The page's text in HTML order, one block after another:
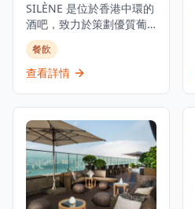
和精緻飲酒的理想場所，
適合情侶約會或與朋友共
度特別的夜晚。
SILÈNE 是位於香港中環的
酒吧，致力於策劃優質葡
萄酒，連接人們、文化和
故事，展示獨特的葡萄酒
產區並促進對話。該酒吧
酒吧。SILÈNE 位於中環鴨
巴甸街，在香港繁華的餐
飲場景中提供充滿活力且
平易近人的葡萄酒體驗。
酒吧營業時間為週一至週
四下午5時至凌晨1時，週
餐飲
查看詳情